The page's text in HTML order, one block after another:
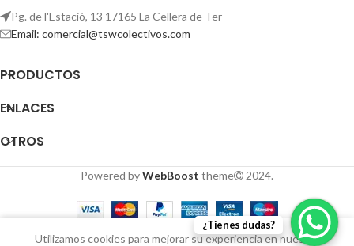
Pg. de l'Estació, 13 17165 La Cellera de Ter
Email: comercial@tswcolectivos.com
PRODUCTOS
ENLACES
OTROS
Powered byWebBoost theme 2024.
Utilizamos cookies para mejorar su experiencia en nuestro
¿Tienes dudas?